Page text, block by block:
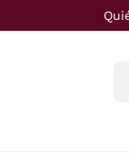
Saltar al